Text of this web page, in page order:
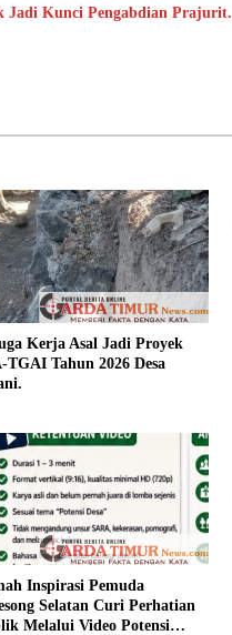
Jadi Kunci Pengabdian Prajurit.
Kerja Asal Jadi Proyek
TGAI Tahun 2026 Desa
Inspirasi Pemuda
Selatan Curi Perhatian
Melalui Video Potensi